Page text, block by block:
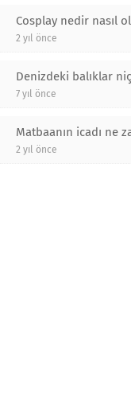
Cosplay nedir nasıl
2 yıl önce
Denizdeki balıklar
7 yıl önce
Matbaanın icadı ne
2 yıl önce